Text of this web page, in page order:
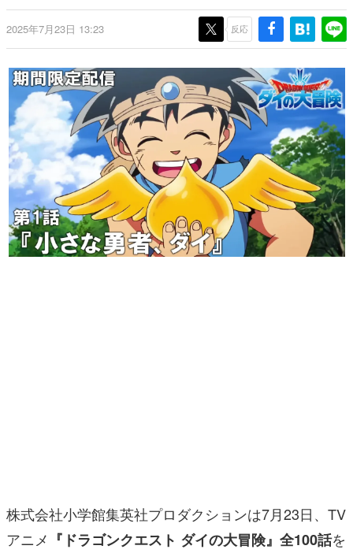
ゲーム世代の作家たち
ゲームに多大な影響を受けた作家さんに取材し、ゲームが
画です。
日本モバイルゲーム産業史
日本のモバイルゲーム史における主要なトピック・タイト
ルを網羅するほか、開発者へのインタビューや識者による
解説を掲載。約20年の歴史が一望できる決定版！
若ゲのいたり〜ゲームクリエイターの青春〜
『うつヌケ』『ペンと箸』等で知られるマンガ家・田中圭
一先生によるゲーム業界レポートマンガです。
なんでゲームは面白い？
ゲーム開発者・hamatsu氏がゲームの魅力を画面や操作の
具体的な形から解き明かしていく、硬派で骨太な評論連載
その他
2025年7月23日 13:23 反応
株式会社小学館集英社プロダクションは7月23日、TV
アニメ 『ドラゴンクエスト ダイの大冒険』全100話を